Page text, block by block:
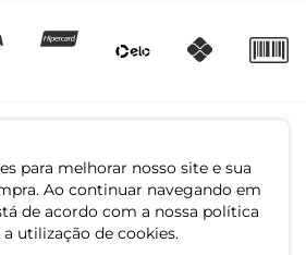
para melhorar nosso site e sua
Ao continuar navegando em
de acordo com a nossa política
utilização de cookies.